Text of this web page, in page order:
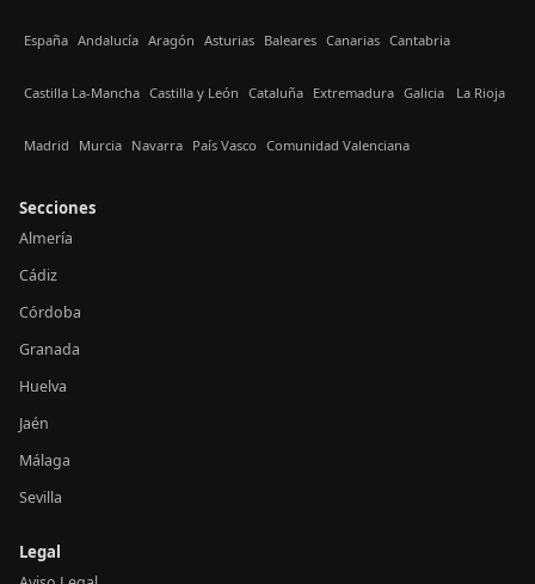
España Andalucía Aragón Asturias Baleares Canarias Cantabria
Castilla La-Mancha Castilla y León Cataluña Extremadura Galicia La Rioja
Madrid Murcia Navarra País Vasco Comunidad Valenciana
Secciones
Almería
Cádiz
Córdoba
Granada
Huelva
Jaén
Málaga
Sevilla
Legal